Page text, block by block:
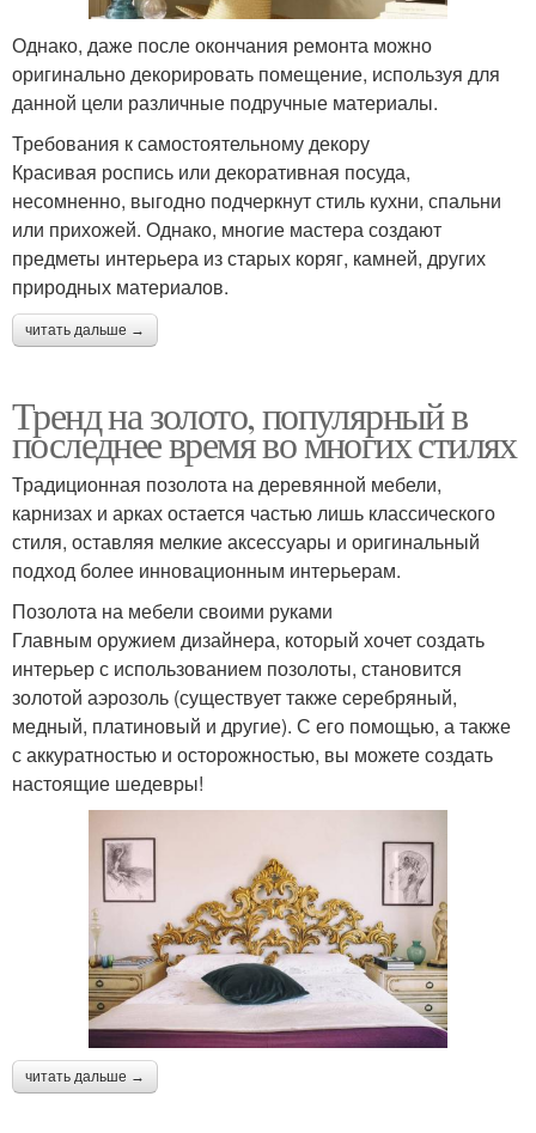
Однако, даже после окончания ремонта можно
оригинально декорировать помещение, используя для
данной цели различные подручные материалы.
Требования к самостоятельному декору
Красивая роспись или декоративная посуда,
несомненно, выгодно подчеркнут стиль кухни, спальни
или прихожей. Однако, многие мастера создают
предметы интерьера из старых коряг, камней, других
природных материалов.
читать дальше →
Тренд на золото, популярный в
последнее время во многих стилях
Традиционная позолота на деревянной мебели,
карнизах и арках остается частью лишь классического
стиля, оставляя мелкие аксессуары и оригинальный
подход более инновационным интерьерам.
Позолота на мебели своими руками
Главным оружием дизайнера, который хочет создать
интерьер с использованием позолоты, становится
золотой аэрозоль (существует также серебряный,
медный, платиновый и другие). С его помощью, а также
с аккуратностью и осторожностью, вы можете создать
настоящие шедевры!
читать дальше →